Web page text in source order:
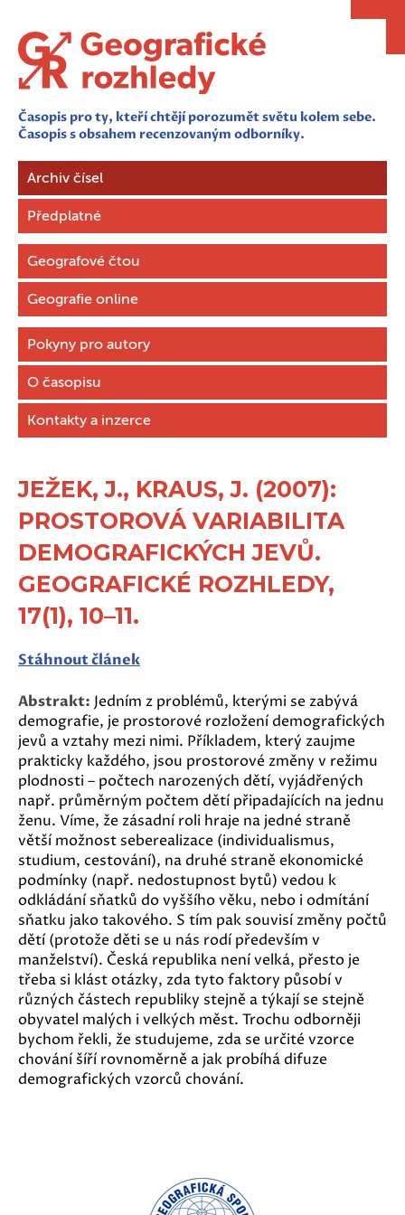
Časopis pro ty, kteří chtějí porozumět světu kolem sebe.
Časopis s obsahem recenzovaným odborníky.
Archiv čísel
Předplatné
Geografové čtou
Geografie online
Pokyny pro autory
O časopisu
Kontakty a inzerce
JEŽEK, J., KRAUS, J. (2007):
PROSTOROVÁ VARIABILITA
DEMOGRAFICKÝCH JEVŮ.
GEOGRAFICKÉ ROZHLEDY,
17(1), 10–11.
Stáhnout článek
Abstrakt: Jedním z problémů, kterými se zabývá
demografie, je prostorové rozložení demografických
jevů a vztahy mezi nimi. Příkladem, který zaujme
prakticky každého, jsou prostorové změny v režimu
plodnosti – počtech narozených dětí, vyjádřených
např. průměrným počtem dětí připadajících na jednu
ženu. Víme, že zásadní roli hraje na jedné straně
větší možnost seberealizace (individualismus,
studium, cestování), na druhé straně ekonomické
podmínky (např. nedostupnost bytů) vedou k
odkládání sňatků do vyššího věku, nebo i odmítání
sňatku jako takového. S tím pak souvisí změny počtů
dětí (protože děti se u nás rodí především v
manželství). Česká republika není velká, přesto je
třeba si klást otázky, zda tyto faktory působí v
různých částech republiky stejně a týkají se stejně
obyvatel malých i velkých měst. Trochu odborněji
bychom řekli, že studujeme, zda se určité vzorce
chování šíří rovnoměrně a jak probíhá difuze
demografických vzorců chování.